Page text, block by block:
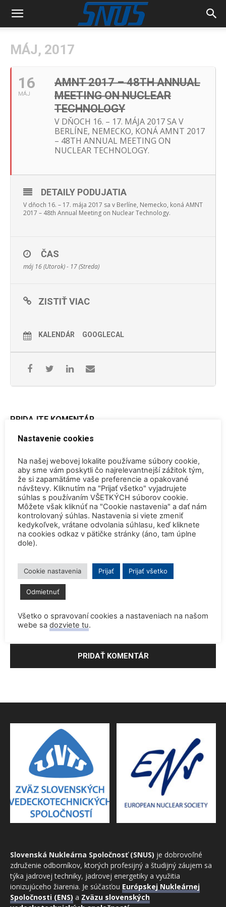
MÁJ, 2017
16
MÁJ
AMNT 2017 – 48TH ANNUAL
MEETING ON NUCLEAR
TECHNOLOGY
V DŇOCH 16. – 17. MÁJA 2017 SA V
BERLÍNE, NEMECKO, KONÁ AMNT 2017
– 48TH ANNUAL MEETING ON
NUCLEAR TECHNOLOGY.
DETAILY PODUJATIA
V dňoch 16. – 17. mája 2017 sa v Berlíne, Nemecko, koná AMNT
2017 – 48th Annual Meeting on Nuclear Technology.
ČAS
máj 16 (Utorok) - 17 (Streda)
ZISTIŤ VIAC
KALENDÁR GOOGLECAL
PRIDAJTE KOMENTÁR
Save my name, email, and website in this browser for the
next time I comment.
Slovenská Nukleárna Spoločnosť (SNUS) je dobrovoľné
združenie odborníkov, ktorých profesijný a študijný záujem sa
týka jadrovej techniky, jadrovej energetiky a využitia
ionizujúceho žiarenia. Je súčasťou Európskej Nukleárnej
Spoločnosti (ENS) a Zväzu slovenských
Nastavenie cookies
Na našej webovej lokalite používame súbory cookie,
aby sme vám poskytli čo najrelevantnejší zážitok tým,
že si zapamätáme vaše preferencie a opakované
návštevy. Kliknutím na "Prijať všetko" vyjadrujete
súhlas s používaním VŠETKÝCH súborov cookie.
Môžete však kliknúť na "Cookie nastavenia" a dať nám
kontrolovaný súhlas. Nastavenia si viete zmeniť
kedykoľvek, vrátane odvolania súhlasu, keď kliknete
na cookies odkaz v pätičke stránky (áno, tam úplne
dole).
Cookie nastavenia Prijať Prijať všetko
Odmietnuť
Všetko o spravovaní cookies a nastaveniach na našom
webe sa dozviete tu.